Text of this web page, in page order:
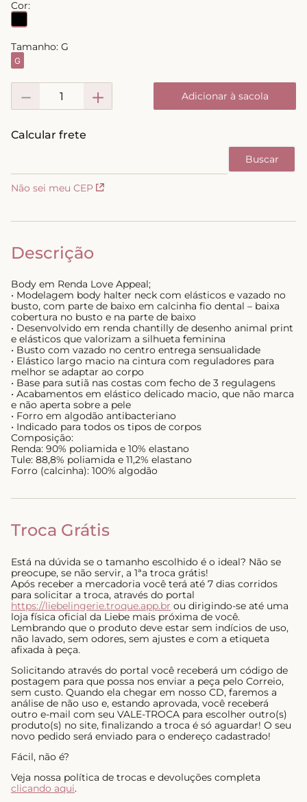
Cor:
Tamanho: G
G
＋
－ Adicionar à sacola
Não sei meu CEP
Descrição
Body em Renda Love Appeal;
• Modelagem body halter neck com elásticos e vazado no
busto, com parte de baixo em calcinha fio dental – baixa
cobertura no busto e na parte de baixo
• Desenvolvido em renda chantilly de desenho animal print
e elásticos que valorizam a silhueta feminina
• Busto com vazado no centro entrega sensualidade
• Elástico largo macio na cintura com reguladores para
melhor se adaptar ao corpo
• Base para sutiã nas costas com fecho de 3 regulagens
• Acabamentos em elástico delicado macio, que não marca
e não aperta sobre a pele
• Forro em algodão antibacteriano
• Indicado para todos os tipos de corpos
Composição:
Renda: 90% poliamida e 10% elastano
Tule: 88,8% poliamida e 11,2% elastano
Forro (calcinha): 100% algodão
Troca Grátis
Está na dúvida se o tamanho escolhido é o ideal? Não se
preocupe, se não servir, a 1ªa troca grátis!
Após receber a mercadoria você terá até 7 dias corridos
para solicitar a troca, através do portal
https://liebelingerie.troque.app.br ou dirigindo-se até uma
loja física oficial da Liebe mais próxima de você.
Lembrando que o produto deve estar sem indícios de uso,
não lavado, sem odores, sem ajustes e com a etiqueta
afixada à peça.
Solicitando através do portal você receberá um código de
postagem para que possa nos enviar a peça pelo Correio,
sem custo. Quando ela chegar em nosso CD, faremos a
análise de não uso e, estando aprovada, você receberá
outro e-mail com seu VALE-TROCA para escolher outro(s)
produto(s) no site, finalizando a troca é só aguardar! O seu
novo pedido será enviado para o endereço cadastrado!
Fácil, não é?
Veja nossa política de trocas e devoluções completa
clicando aqui.
short doll
º